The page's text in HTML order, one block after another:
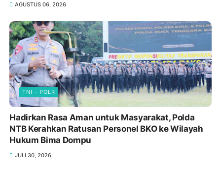
AGUSTUS 06, 2026
TNI - POLR
Hadirkan Rasa Aman untuk Masyarakat, Polda
NTB Kerahkan Ratusan Personel BKO ke Wilayah
Hukum Bima Dompu
JULI 30, 2026